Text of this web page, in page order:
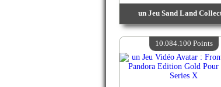
un Jeu Sand Land
Valeur :12 711 200
Quantité Disponible :4
10.084.100 Points